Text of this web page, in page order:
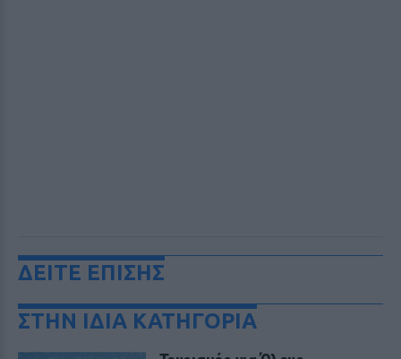
ΔΕΙΤΕ ΕΠΙΣΗΣ
ΣΤΗΝ ΙΔΙΑ ΚΑΤΗΓΟΡΙΑ